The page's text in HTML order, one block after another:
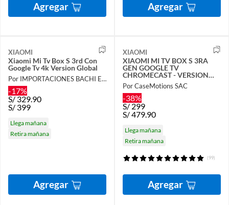
Agregar Agregar
XIAOMI
Xiaomi Mi Tv Box S 3rd Con
Google Tv 4k Version Global
Por IMPORTACIONES BACHI E.I.R.L.
-17%
S/ 329.90
S/ 399
Llega mañana
Retira mañana
Agregar
XIAOMI
XIAOMI MI TV BOX S 3RA
GEN GOOGLE TV
CHROMECAST - VERSION
GLOBAL
Por CaseMotions SAC
-38%
S/ 299
S/479.90
Llega mañana
Retira mañana
(99)
Agregar